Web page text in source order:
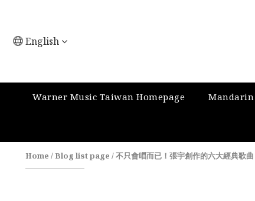
English
Warner Music Taiwan Homepage
Home / Blog list page /不只會唱而已！張宇創作的六大經典歌曲